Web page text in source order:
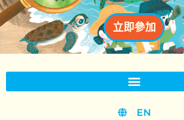
立即參加
EN